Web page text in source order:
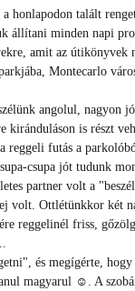
honlapodon talált
állítani minden napi
amit az útikönyvek
Montecarlo
angolul, nagyon
kiránduláson is részt
reggeli futás a
csupa jót tudunk
partner volt a
volt. Ottlétünkkor két
reggelinél friss,
és megígérte,
magyarul ☺. A